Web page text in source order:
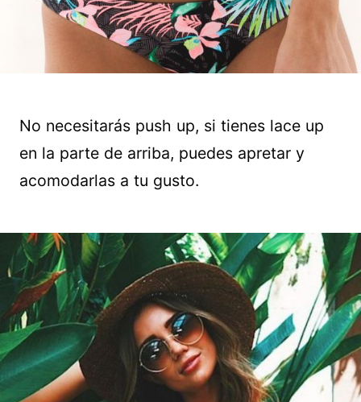
No necesitarás push up, si tienes lace up
en la parte de arriba, puedes apretar y
acomodarlas a tu gusto.